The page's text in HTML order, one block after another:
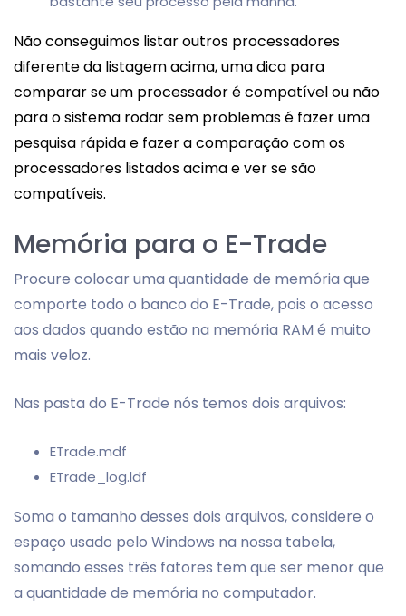
Não conseguimos listar outros processadores
diferente da listagem acima, uma dica para
comparar se um processador é compatível ou não
para o sistema rodar sem problemas é fazer uma
pesquisa rápida e fazer a comparação com os
processadores listados acima e ver se são
compatíveis.
Memória para o E-Trade
Procure colocar uma quantidade de memória que
comporte todo o banco do E-Trade, pois o acesso
aos dados quando estão na memória RAM é muito
mais veloz.
Nas pasta do E-Trade nós temos dois arquivos:
ETrade.mdf
ETrade_log.ldf
Soma o tamanho desses dois arquivos, considere o
espaço usado pelo Windows na nossa tabela,
somando esses três fatores tem que ser menor que
a quantidade de memória no computador.